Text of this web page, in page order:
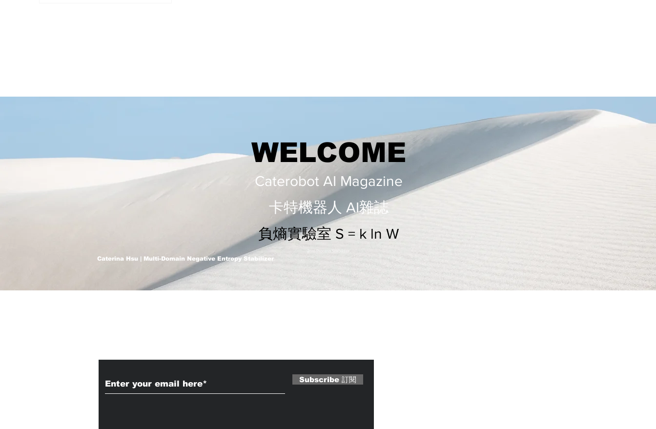
WELCOME
Caterobot AI Magazine
​​卡特機器人 AI雜誌
負熵實驗室 S = k ln W
2nm Process Stabilizer
Caterina Hsu | Multi-Domain Negative Entropy Stabilizer
Subscribe 訂閱